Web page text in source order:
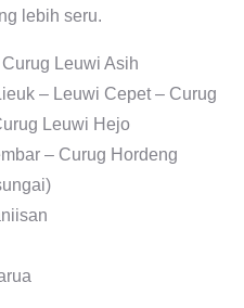
lebih seru.
Leuwi Asih
– Leuwi Cepet – Curug
Leuwi Hejo
– Curug Hordeng